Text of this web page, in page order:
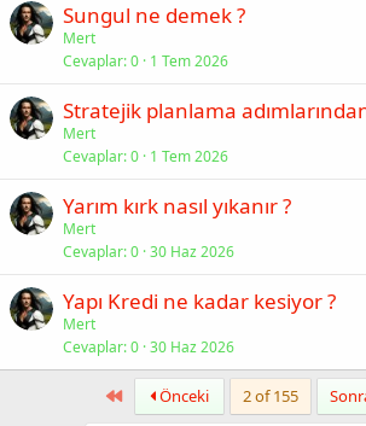
Sungul ne demek ?
Mert
Cevaplar 0 1 Tem 2026
Stratejik planlama
Mert
Cevaplar 0 1 Tem 2026
Yarım kırk nasıl yıkanır ?
Mert
Cevaplar 0 30 Haz 2026
Yapı Kredi ne kadar kesiyor ?
Mert
Cevaplar 0 30 Haz 2026
First Önceki 2 of 155